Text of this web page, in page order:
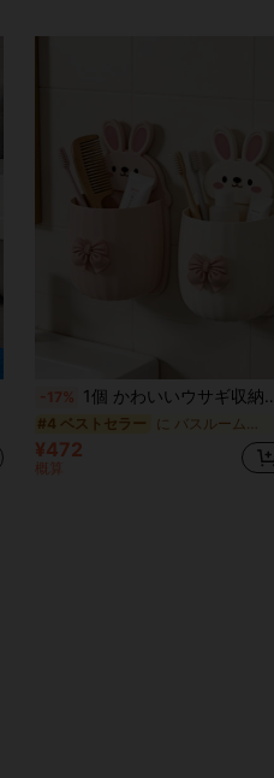
-17% 1個 かわいいウサギ収納ラック + リボン装飾、省スペース壁掛け式歯ブラシ&歯磨き粉ホルダー、バスルーム装飾アクセサリー
#4 ベストセラー
¥472
概算